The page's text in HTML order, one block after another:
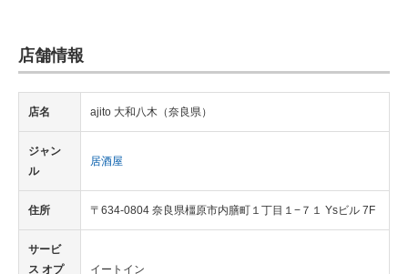
店舗情報
店名 ajito 大和八木（奈良県）
ジャン
ル
居酒屋
住所 〒634-0804 奈良県橿原市内膳町１丁目１−７１ Ysビル 7F
サービ
ス オプ
イートイン